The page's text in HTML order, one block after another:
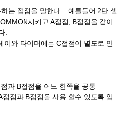
는 접점을 말한다....예를들어 2단 셀
시키고 A접점, B접점을 같이
.
이와 타이머에는 C접점이 별도로 만
과 B접점을 어느 한쪽을 공통
점과 B접점을 사용 할수 있도록 임